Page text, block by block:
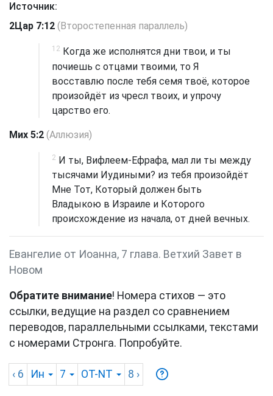
Источник:
2Цар 7:12 (Второстепенная параллель)
12 Когда же исполнятся дни твои, и ты
почиешь с отцами твоими, то Я
восставлю после тебя семя твоё, которое
произойдёт из чресл твоих, и упрочу
царство его.
Мих 5:2 (Аллюзия)
2 И ты, Вифлеем-Ефрафа, мал ли ты между
тысячами Иудиными? из тебя произойдёт
Мне Тот, Который должен быть
Владыкою в Израиле и Которого
происхождение из начала, от дней вечных.
Евангелие от Иоанна, 7 глава. Ветхий Завет в
Новом
Обратите внимание! Номера стихов — это
ссылки, ведущие на раздел со сравнением
переводов, параллельными ссылками, текстами
с номерами Стронга. Попробуйте.
‹ 6 Ин 7 OT-NT 8 ›